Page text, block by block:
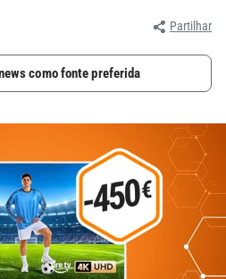
Partilhar
como fonte preferida